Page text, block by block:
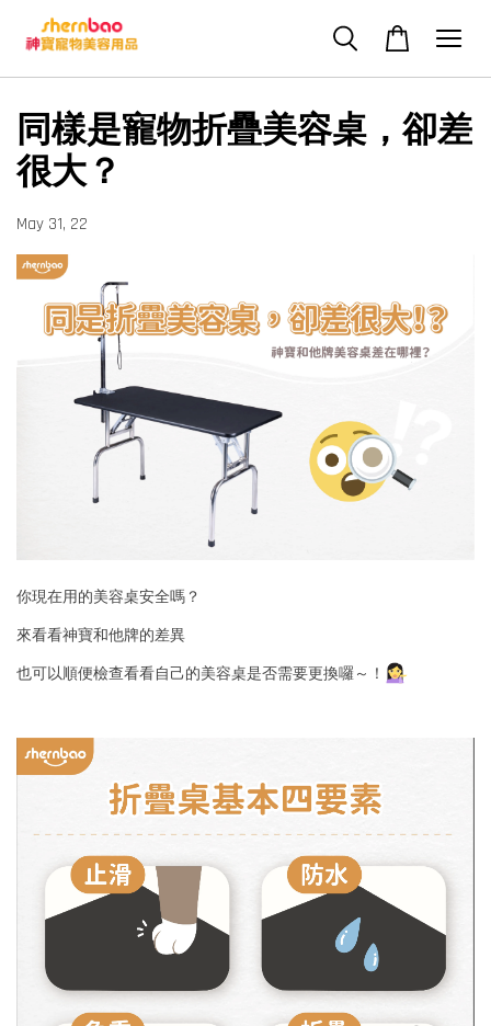
同樣是寵物折疊美容桌，卻差
很大？
May 31, 22
你現在用的美容桌安全嗎？
來看看神寶和他牌的差異
也可以順便檢查看看自己的美容桌是否需要更換囉～！